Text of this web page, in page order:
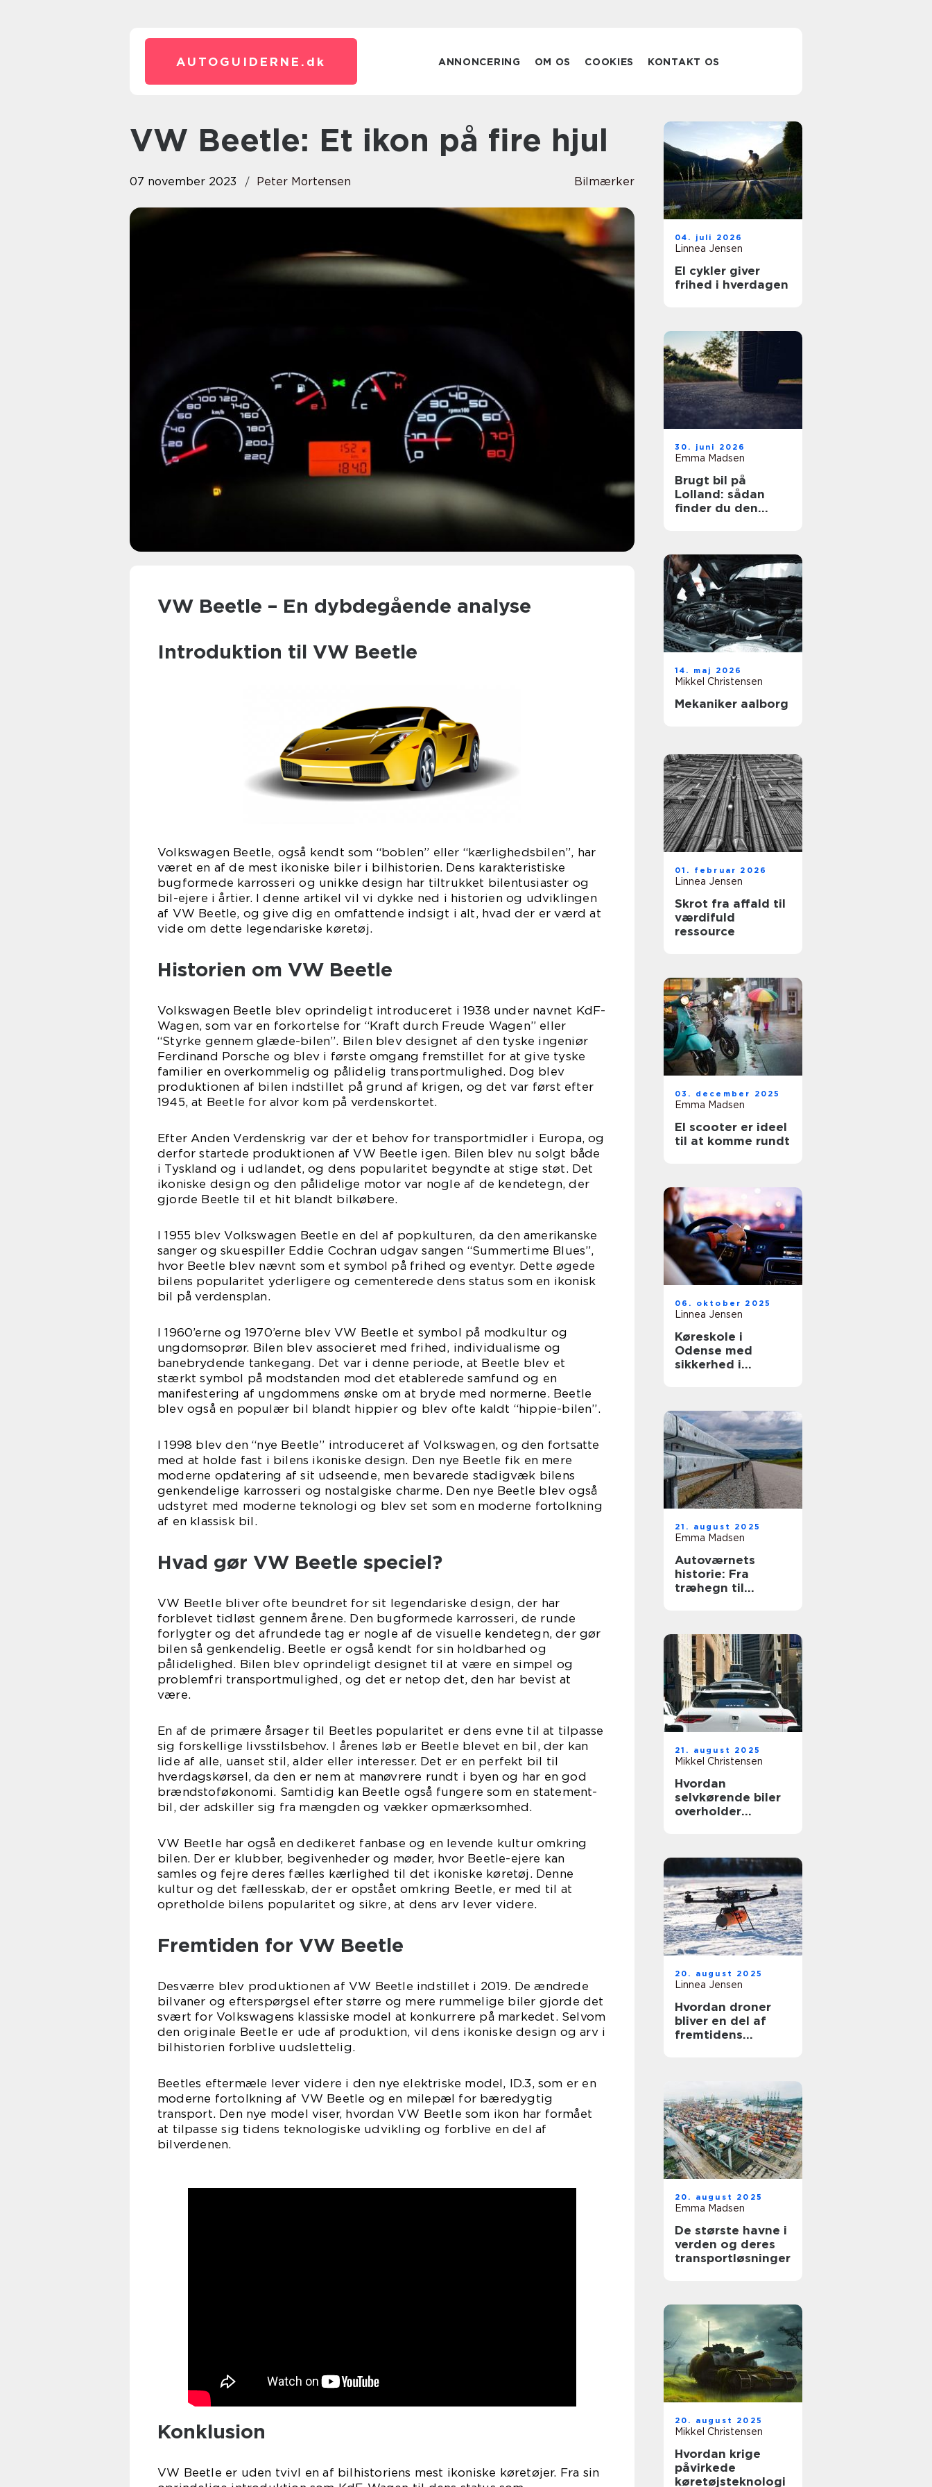
AUTOGUIDERNE. dk ANNONCERING OM OS COOKIES KONTAKT OS
VW Beetle: Et ikon på fire hjul
07 november 2023 Peter Mortensen Bilmærker
VW Beetle – En dybdegående analyse
Introduktion til VW Beetle
Volkswagen Beetle, også kendt som “boblen” eller “kærlighedsbilen”, har
været en af de mest ikoniske biler i bilhistorien. Dens karakteristiske
bugformede karrosseri og unikke design har tiltrukket bilentusiaster og
bil-ejere i årtier. I denne artikel vil vi dykke ned i historien og udviklingen
af VW Beetle, og give dig en omfattende indsigt i alt, hvad der er værd at
vide om dette legendariske køretøj.
Historien om VW Beetle
Volkswagen Beetle blev oprindeligt introduceret i 1938 under navnet KdF-
Wagen, som var en forkortelse for “Kraft durch Freude Wagen” eller
“Styrke gennem glæde-bilen”. Bilen blev designet af den tyske ingeniør
Ferdinand Porsche og blev i første omgang fremstillet for at give tyske
familier en overkommelig og pålidelig transportmulighed. Dog blev
produktionen af bilen indstillet på grund af krigen, og det var først efter
1945, at Beetle for alvor kom på verdenskortet.
Efter Anden Verdenskrig var der et behov for transportmidler i Europa, og
derfor startede produktionen af VW Beetle igen. Bilen blev nu solgt både
i Tyskland og i udlandet, og dens popularitet begyndte at stige støt. Det
ikoniske design og den pålidelige motor var nogle af de kendetegn, der
gjorde Beetle til et hit blandt bilkøbere.
I 1955 blev Volkswagen Beetle en del af popkulturen, da den amerikanske
sanger og skuespiller Eddie Cochran udgav sangen “Summertime Blues”,
hvor Beetle blev nævnt som et symbol på frihed og eventyr. Dette øgede
bilens popularitet yderligere og cementerede dens status som en ikonisk
bil på verdensplan.
I 1960’erne og 1970’erne blev VW Beetle et symbol på modkultur og
ungdomsoprør. Bilen blev associeret med frihed, individualisme og
banebrydende tankegang. Det var i denne periode, at Beetle blev et
stærkt symbol på modstanden mod det etablerede samfund og en
manifestering af ungdommens ønske om at bryde med normerne. Beetle
blev også en populær bil blandt hippier og blev ofte kaldt “hippie-bilen”.
I 1998 blev den “nye Beetle” introduceret af Volkswagen, og den fortsatte
med at holde fast i bilens ikoniske design. Den nye Beetle fik en mere
moderne opdatering af sit udseende, men bevarede stadigvæk bilens
genkendelige karrosseri og nostalgiske charme. Den nye Beetle blev også
udstyret med moderne teknologi og blev set som en moderne fortolkning
af en klassisk bil.
Hvad gør VW Beetle speciel?
VW Beetle bliver ofte beundret for sit legendariske design, der har
forblevet tidløst gennem årene. Den bugformede karrosseri, de runde
forlygter og det afrundede tag er nogle af de visuelle kendetegn, der gør
bilen så genkendelig. Beetle er også kendt for sin holdbarhed og
pålidelighed. Bilen blev oprindeligt designet til at være en simpel og
problemfri transportmulighed, og det er netop det, den har bevist at
være.
En af de primære årsager til Beetles popularitet er dens evne til at tilpasse
sig forskellige livsstilsbehov. I årenes løb er Beetle blevet en bil, der kan
lide af alle, uanset stil, alder eller interesser. Det er en perfekt bil til
hverdagskørsel, da den er nem at manøvrere rundt i byen og har en god
brændstoføkonomi. Samtidig kan Beetle også fungere som en statement-
bil, der adskiller sig fra mængden og vækker opmærksomhed.
VW Beetle har også en dedikeret fanbase og en levende kultur omkring
bilen. Der er klubber, begivenheder og møder, hvor Beetle-ejere kan
samles og fejre deres fælles kærlighed til det ikoniske køretøj. Denne
kultur og det fællesskab, der er opstået omkring Beetle, er med til at
opretholde bilens popularitet og sikre, at dens arv lever videre.
Fremtiden for VW Beetle
Desværre blev produktionen af VW Beetle indstillet i 2019. De ændrede
bilvaner og efterspørgsel efter større og mere rummelige biler gjorde det
svært for Volkswagens klassiske model at konkurrere på markedet. Selvom
den originale Beetle er ude af produktion, vil dens ikoniske design og arv i
bilhistorien forblive uudslettelig.
Beetles eftermæle lever videre i den nye elektriske model, ID.3, som er en
moderne fortolkning af VW Beetle og en milepæl for bæredygtig
transport. Den nye model viser, hvordan VW Beetle som ikon har formået
at tilpasse sig tidens teknologiske udvikling og forblive en del af
bilverdenen.
Konklusion
VW Beetle er uden tvivl en af bilhistoriens mest ikoniske køretøjer. Fra sin
04. juli 2026
Linnea Jensen
El cykler giver
frihed i hverdagen
30. juni 2026
Emma Madsen
Brugt bil på
Lolland: sådan
finder du den
14. maj 2026
Mikkel Christensen
Mekaniker aalborg
01. februar 2026
Linnea Jensen
Skrot fra affald til
værdifuld
ressource
03. december 2025
Emma Madsen
El scooter er ideel
til at komme rundt
06. oktober 2025
Linnea Jensen
Køreskole i
Odense med
sikkerhed i
21. august 2025
Emma Madsen
Autoværnets
historie: Fra
træhegn til
21. august 2025
Mikkel Christensen
Hvordan
selvkørende biler
overholder
20. august 2025
Linnea Jensen
Hvordan droner
bliver en del af
fremtidens
20. august 2025
Emma Madsen
De største havne i
verden og deres
transportløsninger
20. august 2025
Mikkel Christensen
Hvordan krige
påvirkede
køretøjsteknologi